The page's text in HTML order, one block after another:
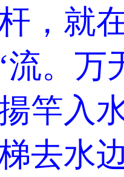
，就
流。
竿入
去水